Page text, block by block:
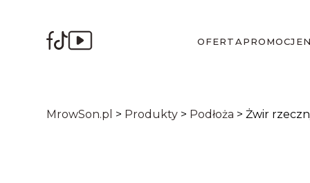
OFERTAPROMOCJE
MrowSon.pl > Produkty > Podłoża > Żwir